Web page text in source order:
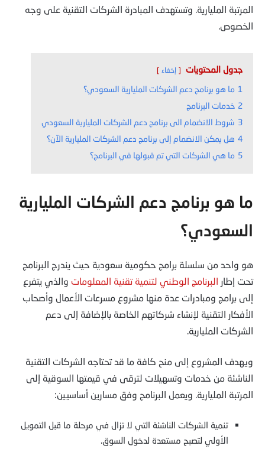
المرتبة المليارية. وتستهدف المبادرة الشركات التقنية على وجه
الخصوص.
جدول المحتويات إخفاء
1 ما هو برنامج دعم الشركات المليارية السعودي؟
2 خدمات البرنامج
3 شروط الانضمام الى برنامج دعم الشركات المليارية السعودي
4 هل يمكن الانضمام إلى برنامج دعم الشركات المليارية الآن؟
5 ما هي الشركات التي تم قبولها في البرنامج؟
ما هو برنامج دعم الشركات المليارية
السعودي؟
هو واحد من سلسلة برامج حكومية سعودية حيث يندرج البرنامج
تحت إطار البرنامج الوطني لتنمية تقنية المعلومات والذي يتفرع
إلى برامج ومبادرات عدة منها مشروع مسرعات الأعمال وأصحاب
الأفكار التقنية لإنشاء شركاتهم الخاصة بالإضافة إلى دعم
الشركات المليارية.
ويهدف المشروع إلى منح كافة ما قد تحتاجه الشركات التقنية
الناشئة من خدمات وتسهيلات لترقى في قيمتها السوقية إلى
المرتبة المليارية. ويعمل البرنامج وفق مسارين أساسيين:
تنمية الشركات الناشئة التي لا تزال في مرحلة ما قبل التمويل
الأولي لتصبح مستعدة لدخول السوق.